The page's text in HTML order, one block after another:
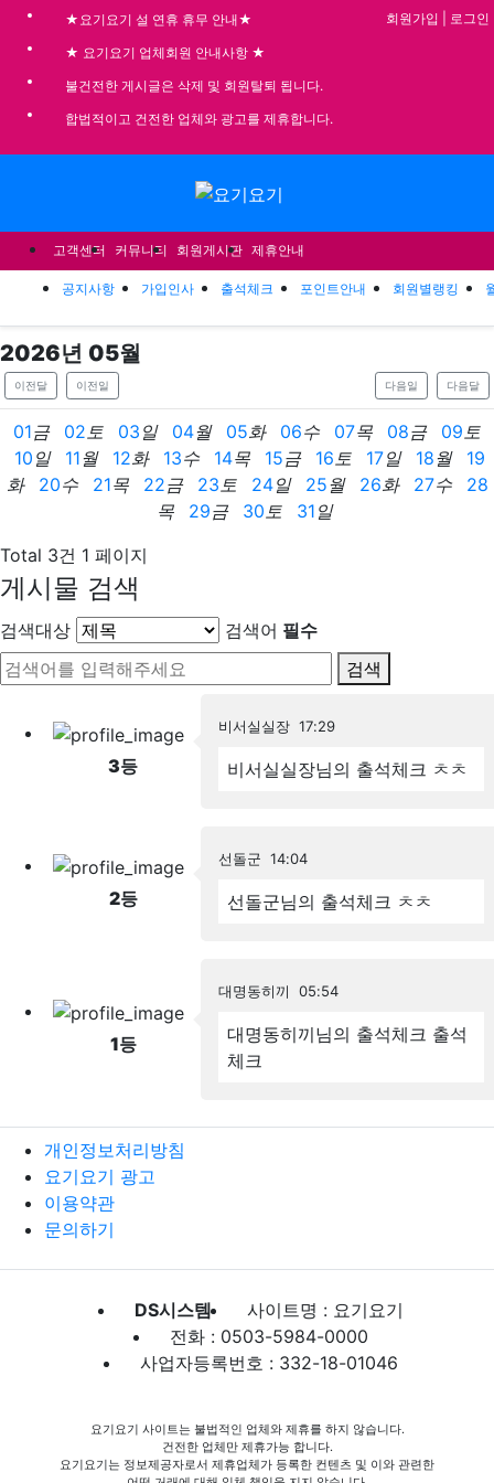
★요기요기 설 연휴 휴무 안내★
★ 요기요기 업체회원 안내사항 ★
불건전한 게시글은 삭제 및 회원탈퇴 됩니다.
합법적이고 건전한 업체와 광고를 제휴합니다.
회원가입 로그인
고객센터 커뮤니티 회원게시판 제휴안내
공지사항 가입인사 출석체크 포인트안내 회원별랭킹
2026년 05월
이전달 이전일 다음일 다음달
01금 02토 03 일 04월 05화 06수 07목 08금 09토
10 일 11월 12화 13수 14목 15금 16토 17일 18월
19
화
20수 21목 22금 23토 24일 25월 26화 27수
28
목
29금 30토 31 일
Total 3건 1 페이지
게시물 검색
검색대상 검색어 필수
검색
3등
비서실실장 17:29
비서실실장님의 출석체크 ㅊㅊ
2등
선돌군 14:04
선돌군님의 출석체크 ㅊㅊ
1등
대명동히끼 05:54
대명동히끼님의 출석체크 출석
체크
개인정보처리방침
요기요기 광고
이용약관
문의하기
DS시스템
사이트명 : 요기요기
전화 : 0503-5984-0000
사업자등록번호 : 332-18-01046
요기요기 사이트는 불법적인 업체와 제휴를 하지 않습니다.
건전한 업체만 제휴가능 합니다.
요기요기는 정보제공자로서 제휴업체가 등록한 컨텐츠 및 이와 관련한